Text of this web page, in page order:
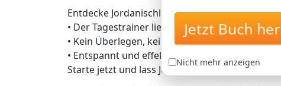
Entdecke Jordanischlernen auf geniale Art –
• Der Tagestrainer liefert dir täglich genau die
• Kein Überlegen, keine Zeitverschwendung –
• Entspannt und effektiv zu bis zu 5.000
Starte jetzt und lass Jordanisch quasi von
Jetzt Buch
Nicht mehr anzeigen